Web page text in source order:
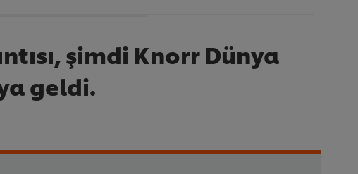
şimdi Knorr Dünya
geldi.